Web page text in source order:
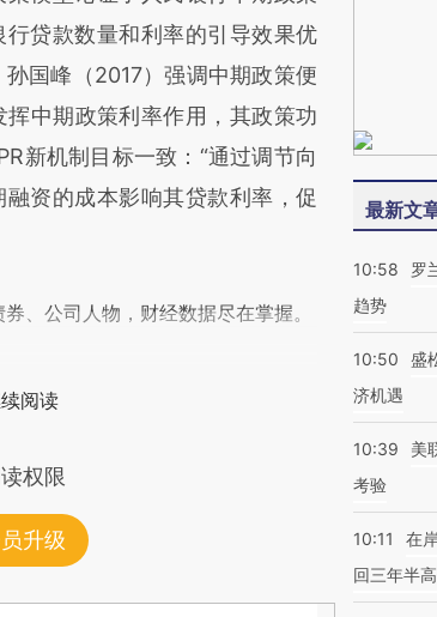
行贷款数量和利率的引导效果优
国峰（2017）强调中期政策便
挥中期政策利率作用，其政策功
新机制目标一致：“通过调节向
融资的成本影响其贷款利率，促
、公司人物，财经数据尽在掌握。
阅读
权限
升级
最新文
10:58
罗
趋势
10:50
盛
济机遇
10:39
美
考验
10:11
在
回三年半